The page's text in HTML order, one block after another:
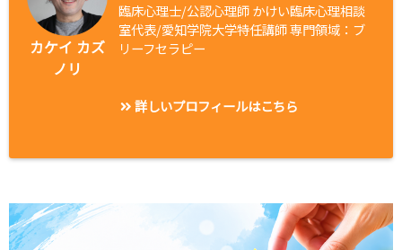
カケイ カズ
ノリ
臨床心理士/公認心理師 かけい臨床心理相談
室代表/愛知学院大学特任講師 専門領域：ブ
リーフセラピー
詳しいプロフィールはこちら